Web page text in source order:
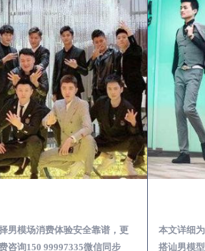
男模场消费体验安全靠谱，更
咨询150 99997335微信同步
本文详细
搭讪男模